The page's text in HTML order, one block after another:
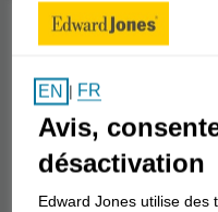
en investissement
une recherche par
Nom du conseiller en
EN | FR
Avis,
désactivation
Edward Jones utilise des